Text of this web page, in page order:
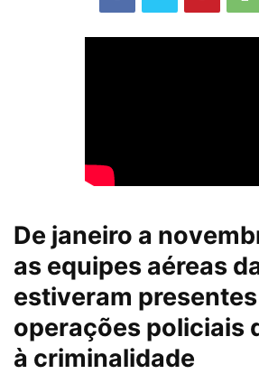
De janeiro a
as equipes aéreas
estiveram presentes
operações policiais
à criminalidade